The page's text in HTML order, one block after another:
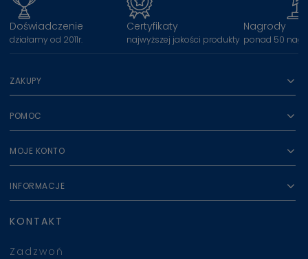
Doświadczenie
działamy od 2011r.
Certyfikaty
najwyższej jakości produkty
Nagrody
ponad 50
ZAKUPY
POMOC
MOJE KONTO
INFORMACJE
KONTAKT
Zadzwoń